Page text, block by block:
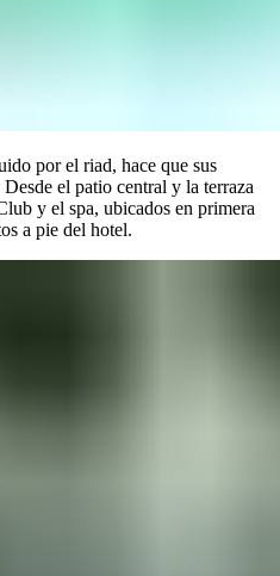
por el riad, hace que sus
el patio central y la terraza
y el spa, ubicados en primera